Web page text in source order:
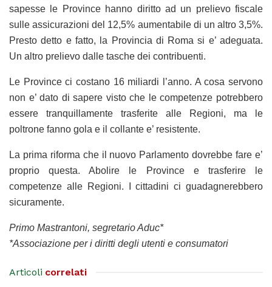
sapesse le Province hanno diritto ad un prelievo fiscale
sulle assicurazioni del 12,5% aumentabile di un altro 3,5%.
Presto detto e fatto, la Provincia di Roma si e’ adeguata.
Un altro prelievo dalle tasche dei contribuenti.
Le Province ci costano 16 miliardi l’anno. A cosa servono
non e’ dato di sapere visto che le competenze potrebbero
essere tranquillamente trasferite alle Regioni, ma le
poltrone fanno gola e il collante e’ resistente.
La prima riforma che il nuovo Parlamento dovrebbe fare e’
proprio questa. Abolire le Province e trasferire le
competenze alle Regioni. I cittadini ci guadagnerebbero
sicuramente.
Primo Mastrantoni, segretario Aduc*
*Associazione per i diritti degli utenti e consumatori
Articoli correlati